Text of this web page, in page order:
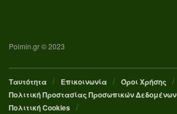
Poimin.gr © 2023
Ταυτότητα Επικοινωνία
Όροι Χρήσης
Πολιτική Προστασίας Προσωπικών Δεδομένων
Πολιτική Cookies